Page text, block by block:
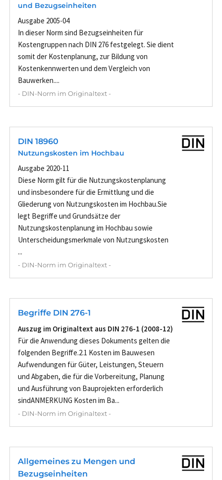
und Bezugseinheiten
Ausgabe 2005-04
In dieser Norm sind Bezugseinheiten für
Kostengruppen nach DIN 276 festgelegt. Sie dient
somit der Kostenplanung, zur Bildung von
Kostenkennwerten und dem Vergleich von
Bauwerken....
- DIN-Norm im Originaltext -
DIN 18960
Nutzungskosten im Hochbau
Ausgabe 2020-11
Diese Norm gilt für die Nutzungskostenplanung
und insbesondere für die Ermittlung und die
Gliederung von Nutzungskosten im Hochbau.Sie
legt Begriffe und Grundsätze der
Nutzungskostenplanung im Hochbau sowie
Unterscheidungsmerkmale von Nutzungskosten
...
- DIN-Norm im Originaltext -
Begriffe DIN 276-1
Auszug im Originaltext aus DIN 276-1 (2008-12)
Für die Anwendung dieses Dokuments gelten die
folgenden Begriffe.2.1 Kosten im Bauwesen
Aufwendungen für Güter, Leistungen, Steuern
und Abgaben, die für die Vorbereitung, Planung
und Ausführung von Bauprojekten erforderlich
sindANMERKUNG Kosten im Ba...
- DIN-Norm im Originaltext -
Allgemeines zu Mengen und
Bezugseinheiten